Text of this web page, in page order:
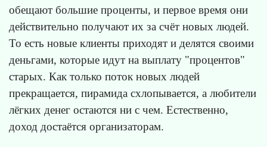
обещают большие проценты, и первое время они
действительно получают их за счёт новых людей.
То есть новые клиенты приходят и делятся своими
деньгами, которые идут на выплату "процентов"
старых. Как только поток новых людей
прекращается, пирамида схлопывается, а любители
лёгких денег остаются ни с чем. Естественно,
доход достаётся организаторам.